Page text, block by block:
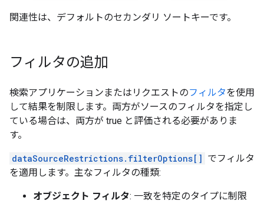
関連性は、デフォルトのセカンダリ ソートキーです。
フィルタの追加
検索アプリケーションまたはリクエストのフィルタを使用
して結果を制限します。両方がソースのフィルタを指定し
ている場合は、両方が true と評価される必要がありま
す。
dataSourceRestrictions.filterOptions[] でフィルタ
を適用します。主なフィルタの種類:
オブジェクト フィルタ: 一致を特定のタイプに制限